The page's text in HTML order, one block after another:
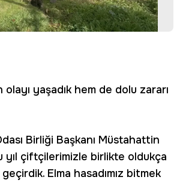
olayı yaşadık hem de dolu zararı
Birliği Başkanı Müstahattin
yıl çiftçilerimizle birlikte oldukça
Elma hasadımız bitmek